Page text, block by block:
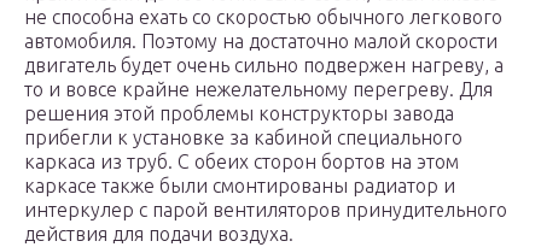
не способна ехать со скоростью обычного легкового
автомобиля. Поэтому на достаточно малой скорости
двигатель будет очень сильно подвержен нагреву, а
то и вовсе крайне нежелательному перегреву. Для
решения этой проблемы конструкторы завода
прибегли к установке за кабиной специального
каркаса из труб. С обеих сторон бортов на этом
каркасе также были смонтированы радиатор и
интеркулер с парой вентиляторов принудительного
действия для подачи воздуха.